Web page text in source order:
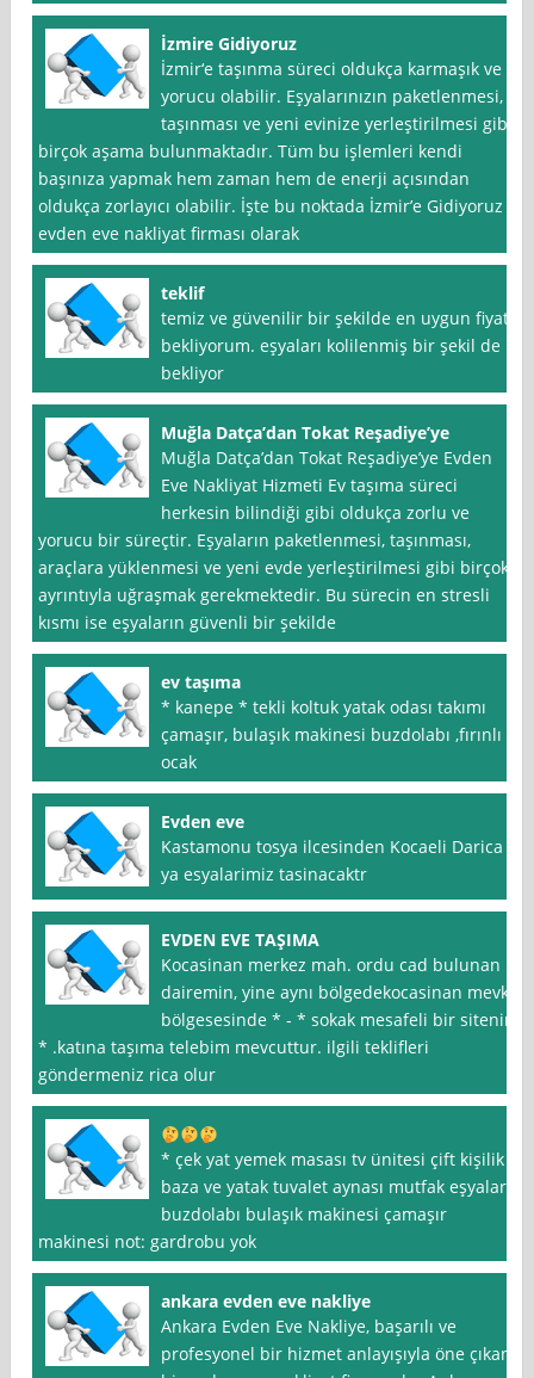
İzmire Gidiyoruz
İzmir‘e taşınma süreci oldukça karmaşık ve
yorucu olabilir. Eşyalarınızın paketlenmesi,
taşınması ve yeni evinize yerleştirilmesi gibi
birçok aşama bulunmaktadır. Tüm bu işlemleri kendi
başınıza yapmak hem zaman hem de enerji açısından
oldukça zorlayıcı olabilir. İşte bu noktada İzmir’e Gidiyoruz
evden eve nakliyat firması olarak
teklif
temiz ve güvenilir bir şekilde en uygun fiyat
bekliyorum. eşyaları kolilenmiş bir şekil de
bekliyor
Muğla Datça’dan Tokat Reşadiye’ye
Muğla Datça’dan Tokat Reşadiye’ye Evden
Eve Nakliyat Hizmeti Ev taşıma süreci
herkesin bilindiği gibi oldukça zorlu ve
yorucu bir süreçtir. Eşyaların paketlenmesi, taşınması,
araçlara yüklenmesi ve yeni evde yerleştirilmesi gibi birçok
ayrıntıyla uğraşmak gerekmektedir. Bu sürecin en stresli
kısmı ise eşyaların güvenli bir şekilde
ev taşıma
* kanepe * tekli koltuk yatak odası takımı
çamaşır, bulaşık makinesi buzdolabı ,fırınlı
ocak
Evden eve
Kastamonu tosya ilcesinden Kocaeli Darica
ya esyalarimiz tasinacaktr
EVDEN EVE TAŞIMA
Kocasinan merkez mah. ordu cad bulunan
dairemin, yine aynı bölgedekocasinan mevki
bölgesesinde * - * sokak mesafeli bir sitenin
* .katına taşıma telebim mevcuttur. ilgili teklifleri
göndermeniz rica olur
* çek yat yemek masası tv ünitesi çift kişilik
baza ve yatak tuvalet aynası mutfak eşyaları
buzdolabı bulaşık makinesi çamaşır
makinesi not: gardrobu yok
ankara evden eve nakliye
Ankara Evden Eve Nakliye, başarılı ve
profesyonel bir hizmet anlayışıyla öne çıkan